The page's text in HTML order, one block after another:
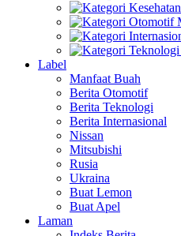
Label
Manfaat Buah
Berita Otomotif
Berita Teknologi
Berita Internasional
Nissan
Mitsubishi
Rusia
Ukraina
Buat Lemon
Buat Apel
Laman